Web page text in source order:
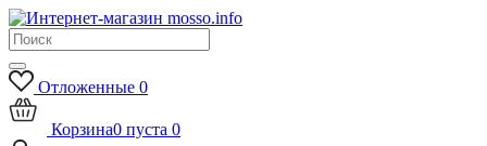
Отложенные 0
Корзина0 пуста 0